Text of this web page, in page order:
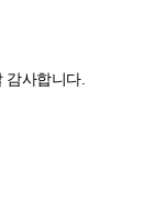
사합니다.